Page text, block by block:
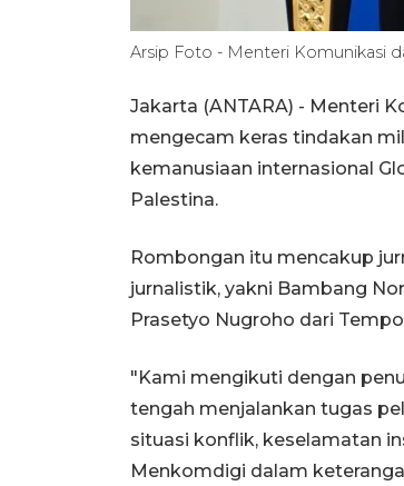
Arsip Foto - Menteri Komunikasi
Jakarta (ANTARA) - Menteri
mengecam keras tindakan
kemanusiaan internasional
Palestina.
Rombongan itu mencakup
jurnalistik, yakni Bambang
Prasetyo Nugroho dari
"Kami mengikuti dengan
tengah menjalankan tugas
situasi konflik, keselamatan
Menkomdigi dalam